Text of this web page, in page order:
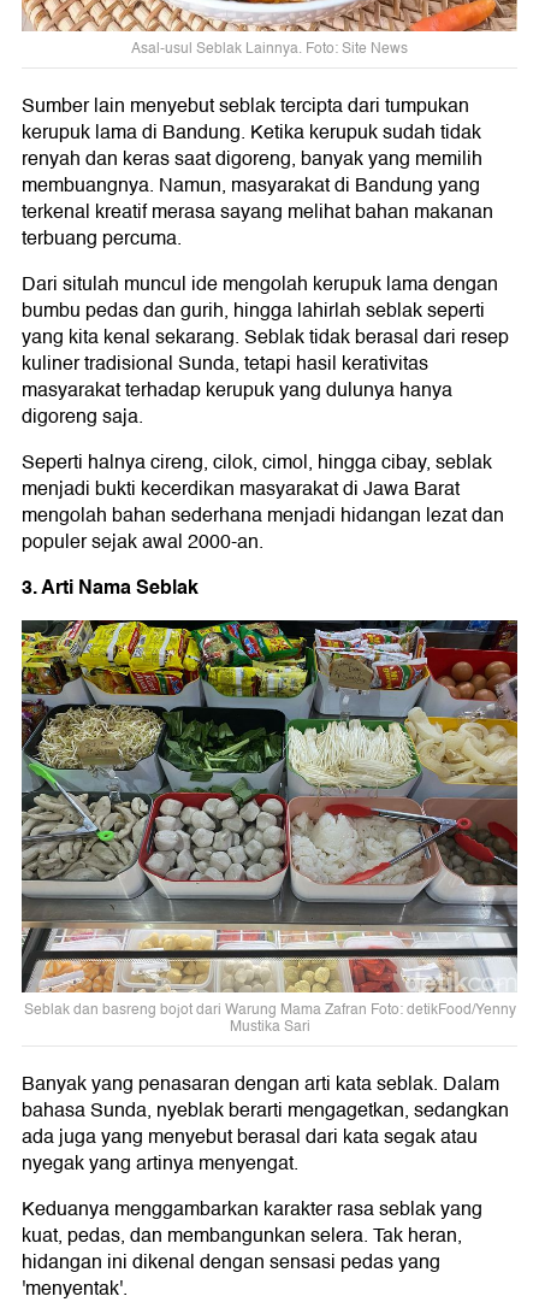
Asal-usul Seblak Lainnya. Foto: Site News
Sumber lain menyebut seblak tercipta dari tumpukan
kerupuk lama di Bandung. Ketika kerupuk sudah tidak
renyah dan keras saat digoreng, banyak yang memilih
membuangnya. Namun, masyarakat di Bandung yang
terkenal kreatif merasa sayang melihat bahan makanan
terbuang percuma.
Dari situlah muncul ide mengolah kerupuk lama dengan
bumbu pedas dan gurih, hingga lahirlah seblak seperti
yang kita kenal sekarang. Seblak tidak berasal dari resep
kuliner tradisional Sunda, tetapi hasil kerativitas
masyarakat terhadap kerupuk yang dulunya hanya
digoreng saja.
Seperti halnya cireng, cilok, cimol, hingga cibay, seblak
menjadi bukti kecerdikan masyarakat di Jawa Barat
mengolah bahan sederhana menjadi hidangan lezat dan
populer sejak awal 2000-an.
3. Arti Nama Seblak
Seblak dan basreng bojot dari Warung Mama Zafran Foto: detikFood/Yenny
Mustika Sari
Banyak yang penasaran dengan arti kata seblak. Dalam
bahasa Sunda, nyeblak berarti mengagetkan, sedangkan
ada juga yang menyebut berasal dari kata segak atau
nyegak yang artinya menyengat.
Keduanya menggambarkan karakter rasa seblak yang
kuat, pedas, dan membangunkan selera. Tak heran,
hidangan ini dikenal dengan sensasi pedas yang
'menyentak'.